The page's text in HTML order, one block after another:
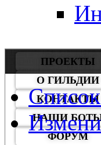
ПРОЕКТЫ
О ГИЛЬДИИ
КОНТАКТЫ
НАШИ
ФОРУМ